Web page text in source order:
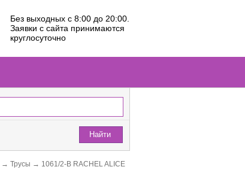
Без выходных с 8:00 до 20:00.
Заявки с сайта принимаются
круглосуточно
Найти
→ Трусы → 1061/2-B RACHEL ALICE